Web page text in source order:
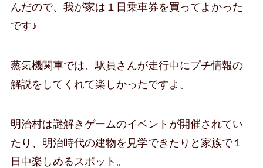
んだので、我が家は１日乗車券を買ってよかった
です♪
蒸気機関車では、駅員さんが走行中にプチ情報の
解説をしてくれて楽しかったですよ。
明治村は謎解きゲームのイベントが開催されてい
たり、明治時代の建物を見学できたりと家族で１
日中楽しめるスポット。